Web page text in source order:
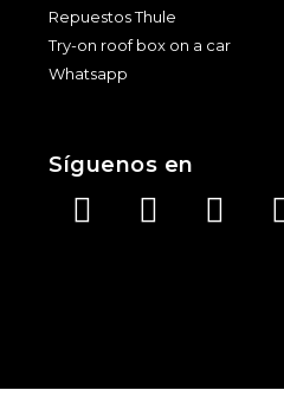
Repuestos Thule
Try-on roof box on a car
Whatsapp
Síguenos en